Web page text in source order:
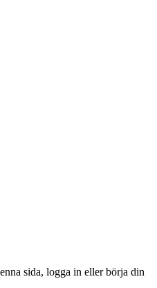
sida, logga in eller börja din